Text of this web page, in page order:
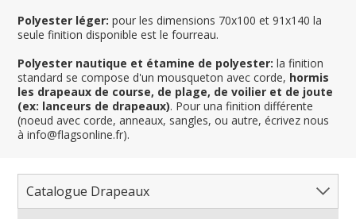
Polyester léger: pour les dimensions 70x100 et 91x140 la
seule finition disponible est le fourreau.
Polyester nautique et étamine de polyester: la finition
standard se compose d'un mousqueton avec corde, hormis
les drapeaux de course, de plage, de voilier et de joute
(ex: lanceurs de drapeaux). Pour una finition différente
(noeud avec corde, anneaux, sangles, ou autre, écrivez nous
à info@flagsonline.fr).
Catalogue Drapeaux